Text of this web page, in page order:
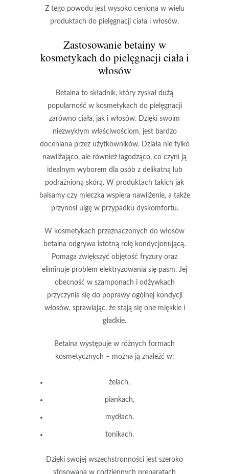
Z tego powodu jest wysoko ceniona w wielu
produktach do pielęgnacji ciała i włosów.
Zastosowanie betainy w
kosmetykach do pielęgnacji ciała i
włosów
Betaina to składnik, który zyskał dużą
popularność w kosmetykach do pielęgnacji
zarówno ciała, jak i włosów. Dzięki swoim
niezwykłym właściwościom, jest bardzo
doceniana przez użytkowników. Działa nie tylko
nawilżająco, ale również łagodząco, co czyni ją
idealnym wyborem dla osób z delikatną lub
podrażnioną skórą. W produktach takich jak
balsamy czy mleczka wspiera nawilżenie, a także
przynosi ulgę w przypadku dyskomfortu.
W kosmetykach przeznaczonych do włosów
betaina odgrywa istotną rolę kondycjonującą.
Pomaga zwiększyć objętość fryzury oraz
eliminuje problem elektryzowania się pasm. Jej
obecność w szamponach i odżywkach
przyczynia się do poprawy ogólnej kondycji
włosów, sprawiając, że stają się one miękkiei
gładkie.
Betaina występuje w różnych formach
kosmetycznych – można ją znaleźć w:
żelach,
piankach,
mydłach,
tonikach.
Dzięki swojej wszechstronności jest szeroko
stosowana w codziennych preparatach